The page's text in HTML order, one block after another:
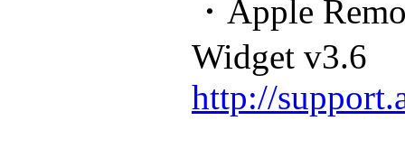
・Apple
Widget v3.6
http://